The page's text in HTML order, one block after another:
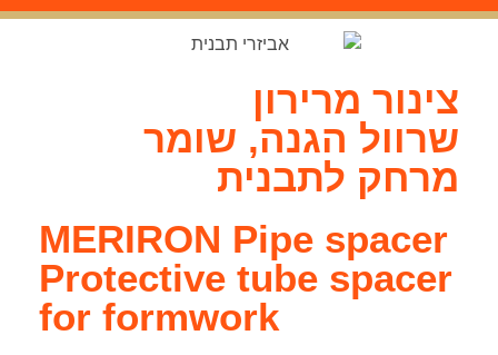
צינור מרירון
שרוול הגנה, שומר
מרחק לתבנית
MERIRON Pipe spacer
Protective tube spacer
for formwork